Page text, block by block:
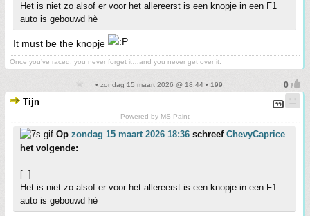
Het is niet zo alsof er voor het allereerst is een knopje in een F1
auto is gebouwd hè
It must be the knopje
Once you’ve raced, you never forget it…and you never get over it.
• zondag 15 maart 2026 @ 18:44 • 199
Tijn
Powered by MS Paint
Op zondag 15 maart 2026 18:36 schreef ChevyCaprice
het volgende:
[..]
Het is niet zo alsof er voor het allereerst is een knopje in een F1
auto is gebouwd hè